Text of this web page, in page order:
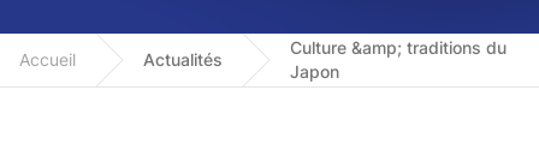
Accueil Actualités
Culture &amp; traditions du
Japon